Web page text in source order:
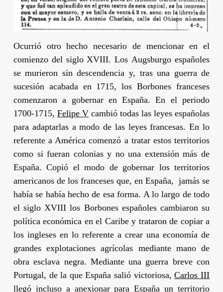
Ocurrió otro hecho necesario de mencionar en el
comienzo del siglo XVIII. LosAugsburgo españoles
se murieron sin descendencia y, tras una guerra de
sucesión acabada en 1715, losBorbones franceses
comenzaron a gobernar en España. En el periodo
1700-1715, Felipe Vcambió todas las leyes españolas
para adaptarlas a modo de las leyes francesas. En lo
referente a América comenzó a tratar estos territorios
como si fueran colonias y no una extensión más de
España. Copió el modo de gobernar los territorios
americanos de los franceses que, en España, jamás se
había se había hecho de esa forma. A lo largo de todo
el siglo XVIII los Borbonesespañoles cambiaron su
política económica en el Caribe y trataron de copiar a
los ingleses en lo referente a crear una economía de
grandes explotaciones agrícolas mediante mano de
obra esclava negra. Mediante una guerra breve con
Portugal, de la que España salió victoriosa,Carlos III
llegó incluso a anexionar para España un territorio